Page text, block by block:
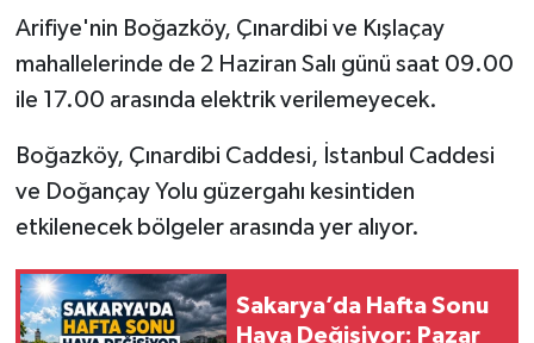
Arifiye'nin Boğazköy, Çınardibi ve Kışlaçay
mahallelerinde de 2 Haziran Salı günü saat 09.00
ile 17.00 arasında elektrik verilemeyecek.
Boğazköy, Çınardibi Caddesi, İstanbul Caddesi
ve Doğançay Yolu güzergahı kesintiden
etkilenecek bölgeler arasında yer alıyor.
Sakarya’da Hafta Sonu
Hava Değişiyor: Pazar